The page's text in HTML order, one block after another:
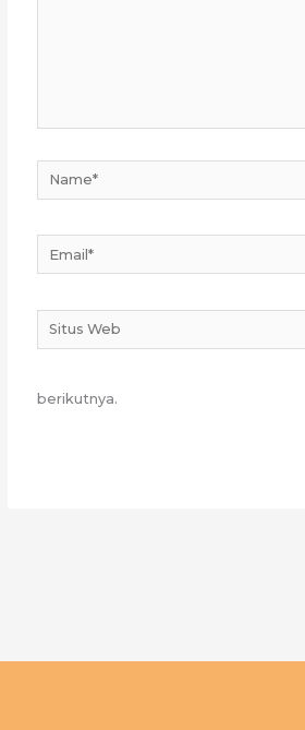
Name*
Email*
Situs
Web
berikutnya.